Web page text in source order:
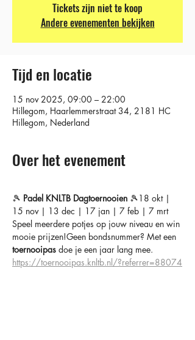
Tickets zijn niet te koop
Andere evenementen bekijken
Tijd en locatie
15 nov 2025, 09:00 – 22:00
Hillegom, Haarlemmerstraat 34, 2181 HC
Hillegom, Nederland
Over het evenement
🎾 Padel KNLTB Dagtoernooien 🎾18 okt |
15 nov | 13 dec | 17 jan | 7 feb | 7 mrt
Speel meerdere potjes op jouw niveau en win
mooie prijzen!Geen bondsnummer? Met een
toernooipas doe je een jaar lang mee.
https://toernooipas.knltb.nl/?referrer=88074